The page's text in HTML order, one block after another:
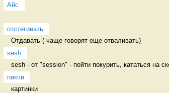
Айс
отстегивать
Отдавать ( чаще говорят еще отваливать)
sesh
sesh - от "session" - пойти покурить, кататься на
пикчи
картинки